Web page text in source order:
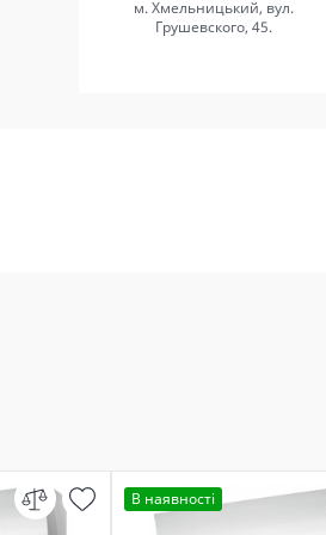
м. Хмельницький, вул.
Грушевского, 45.
В наявності